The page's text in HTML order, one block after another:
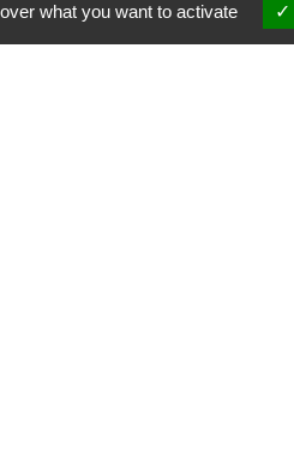
what you want to activate